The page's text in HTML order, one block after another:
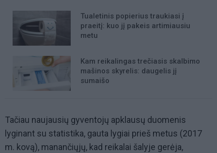
Tualetinis popierius traukiasi į
praeitį: kuo jį pakeis artimiausiu
metu
Kam reikalingas trečiasis skalbimo
mašinos skyrelis: daugelis jį
sumaišo
Tačiau naujausių gyventojų apklausų duomenis
lyginant su statistika, gauta lygiai prieš metus (2017
m. kovą), manančiųjų, kad reikalai šalyje gerėja,